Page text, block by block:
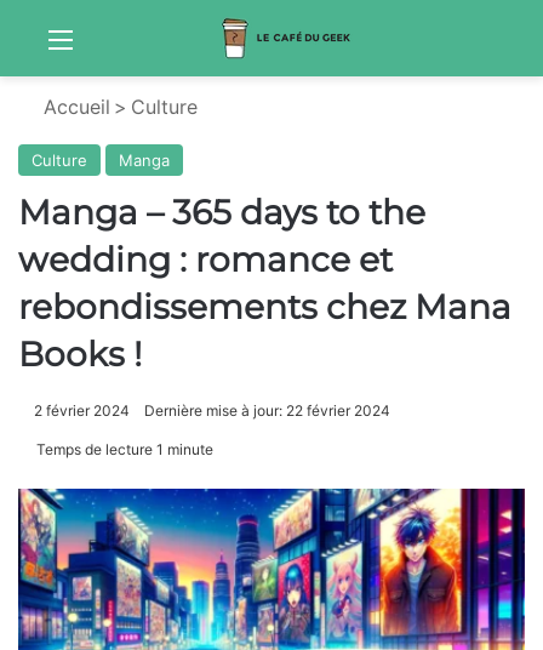
Menu
Accueil > Culture
Culture Manga
Manga – 365 days to the
wedding : romance et
rebondissements chez Mana
Books !
2 février 2024 Dernière mise à jour: 22 février 2024
Temps de lecture 1 minute